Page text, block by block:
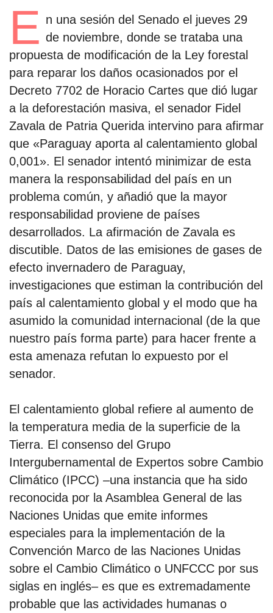
por formato
scrolls
timeline
chequeo
descargables
acerca
blog
contacto
E n una sesión del Senado el jueves 29
de noviembre, donde se trataba una
propuesta de modificación de la Ley forestal
para reparar los daños ocasionados por el
Decreto 7702 de Horacio Cartes que dió lugar
a la deforestación masiva, el senador Fidel
Zavala de Patria Querida intervino para afirmar
que «Paraguay aporta al calentamiento global
0,001». El senador intentó minimizar de esta
manera la responsabilidad del país en un
problema común, y añadió que la mayor
responsabilidad proviene de países
desarrollados. La afirmación de Zavala es
discutible. Datos de las emisiones de gases de
efecto invernadero de Paraguay,
investigaciones que estiman la contribución del
país al calentamiento global y el modo que ha
asumido la comunidad internacional (de la que
nuestro país forma parte) para hacer frente a
esta amenaza refutan lo expuesto por el
senador.
El calentamiento global refiere al aumento de
la temperatura media de la superficie de la
Tierra. El consenso del Grupo
Intergubernamental de Expertos sobre Cambio
Climático (IPCC) –una instancia que ha sido
reconocida por la Asamblea General de las
Naciones Unidas que emite informes
especiales para la implementación de la
Convención Marco de las Naciones Unidas
sobre el Cambio Climático o UNFCCC por sus
siglas en inglés– es que es extremadamente
probable que las actividades humanas o